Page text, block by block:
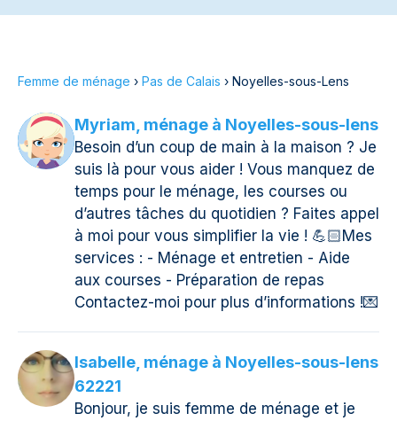
Femme de ménage › Pas de Calais › Noyelles-sous-Lens
Myriam, ménage à Noyelles-sous-lens
Besoin d’un coup de main à la maison ? Je
suis là pour vous aider ! Vous manquez de
temps pour le ménage, les courses ou
d’autres tâches du quotidien ? Faites appel
à moi pour vous simplifier la vie ! 💪🏻Mes
services : - Ménage et entretien - Aide
aux courses - Préparation de repas
Contactez-moi pour plus d’informations !💌
Isabelle, ménage à Noyelles-sous-lens
62221
Bonjour, je suis femme de ménage et je